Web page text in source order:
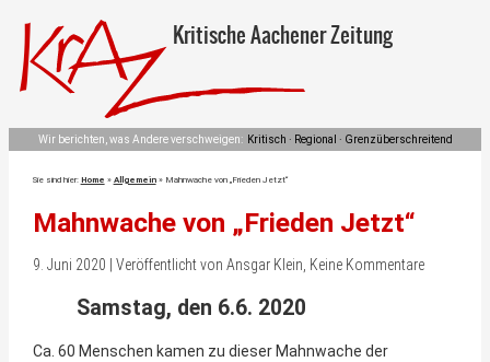
Kritische Aachener Zeitung
Wir berichten, was Andere verschweigen: Kritisch · Regional · Grenzüberschreitend
Sie sind hier: Home » Allgemein» Mahnwache von „Frieden Jetzt“
Mahnwache von „Frieden Jetzt“
9. Juni 2020 | Veröffentlicht von Ansgar Klein, Keine Kommentare
Samstag, den 6.6. 2020
Ca. 60 Menschen kamen zu dieser Mahnwache der